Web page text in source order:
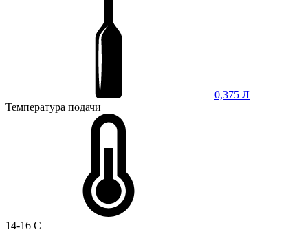
0,375 Л
Температура подачи
14-16 C